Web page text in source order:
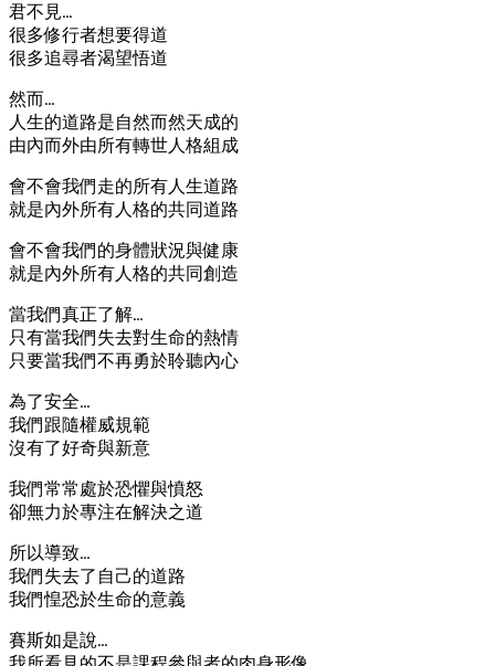
君不見…
很多修行者想要得道
很多追尋者渴望悟道
然而…
人生的道路是自然而然天成的
由內而外由所有轉世人格組成
會不會我們走的所有人生道路
就是內外所有人格的共同道路
會不會我們的身體狀況與健康
就是內外所有人格的共同創造
當我們真正了解…
只有當我們失去對生命的熱情
只要當我們不再勇於聆聽內心
為了安全…
我們跟隨權威規範
沒有了好奇與新意
我們常常處於恐懼與憤怒
卻無力於專注在解決之道
所以導致…
我們失去了自己的道路
我們惶恐於生命的意義
賽斯如是說…